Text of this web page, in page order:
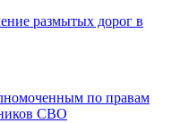
размытых дорог в
по правам
СВО